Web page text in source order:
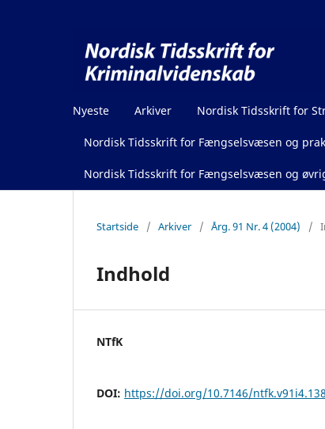
Nyeste Arkiver Nordisk Tidsskrift for
Nordisk Tidsskrift for Fængselsvæsen og
Nordisk Tidsskrift for Fængselsvæsen og
Startside / Arkiver / Årg. 91 Nr. 4 (2004) /
Indhold
NTfK
DOI: https://doi.org/10.7146/